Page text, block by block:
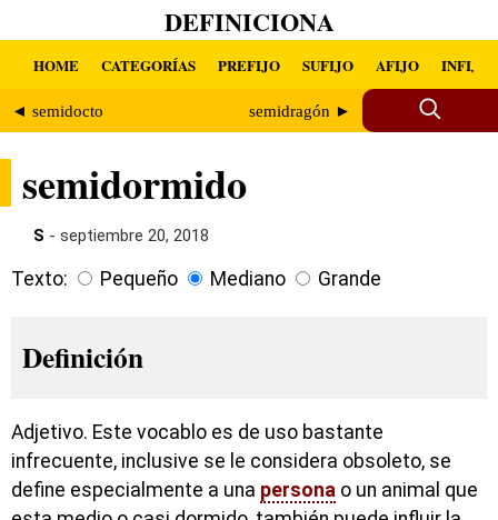
DEFINICIONA
HOME CATEGORÍAS PREFIJO SUFIJO AFIJO INFIJO
◄ semidocto semidragón ►
semidormido
S - septiembre 20, 2018
Texto: Pequeño Mediano Grande
Definición
Adjetivo. Este vocablo es de uso bastante
infrecuente, inclusive se le considera obsoleto, se
define especialmente a una persona o un animal que